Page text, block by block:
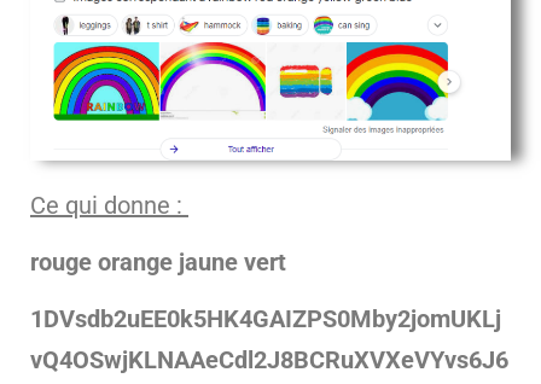
Ce qui donne :
rouge orange jaune vert
1DVsdb2uEE0k5HK4GAIZPS0Mby2jomUKLj
vQ4OSwjKLNAAeCdl2J8BCRuXVXeVYvs6J6